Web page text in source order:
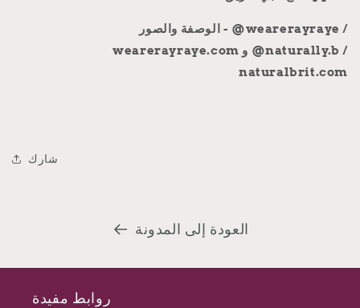
الوصفة والصور - @wearerayraye /
wearerayraye.com و @naturally.b /
naturalbrit.com
شارك
العودة إلى المدونة
روابط مفيدة